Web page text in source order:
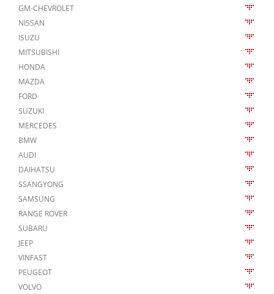
GM-CHEVROLET
NISSAN
ISUZU
MITSUBISHI
HONDA
MAZDA
FORD
SUZUKI
MERCEDES
BMW
AUDI
DAIHATSU
SSANGYONG
SAMSUNG
RANGE ROVER
SUBARU
JEEP
VINFAST
PEUGEOT
VOLVO